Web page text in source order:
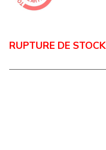
RUPTURE DE STOCK